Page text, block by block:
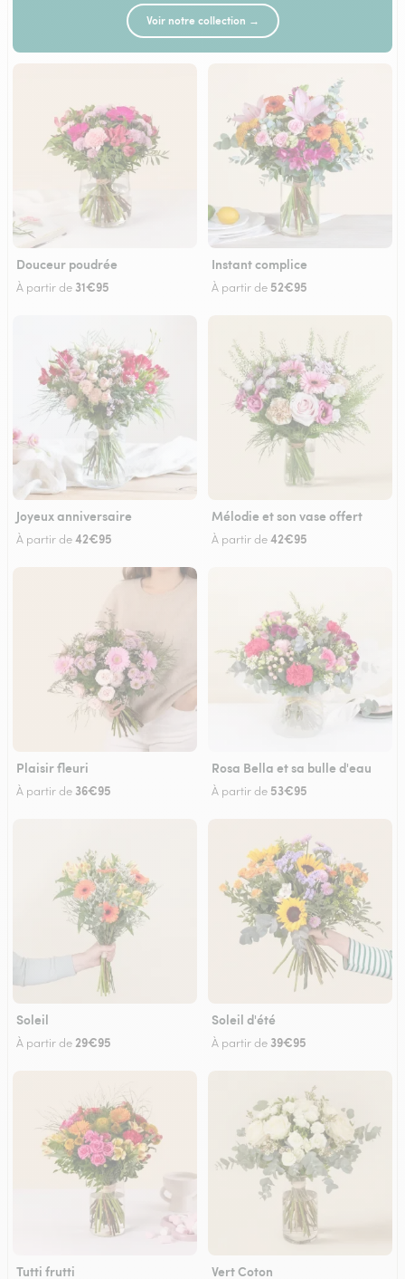
Voir notre collection →
Douceur poudrée
À partir de 31€95
Instant complice
À partir de 52€95
Joyeux anniversaire
À partir de42€95
Mélodie et son vase offert
À partir de42€95
Plaisir fleuri
À partir de 36€95
Rosa Bella et sa bulle d'eau
À partir de 53€95
Soleil
À partir de 29€95
Soleil d'été
À partir de 39€95
Tutti frutti Vert Coton